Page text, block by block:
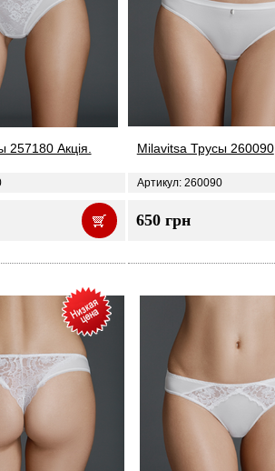
257180 Акція. Milavitsa Трусы 260090
Артикул: 260090
650 грн